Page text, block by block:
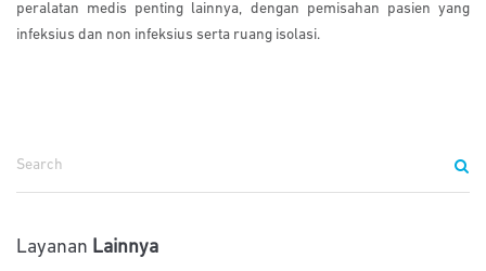
peralatan medis penting lainnya, dengan pemisahan pasien yang
infeksius dan non infeksius serta ruang isolasi.
Layanan Lainnya